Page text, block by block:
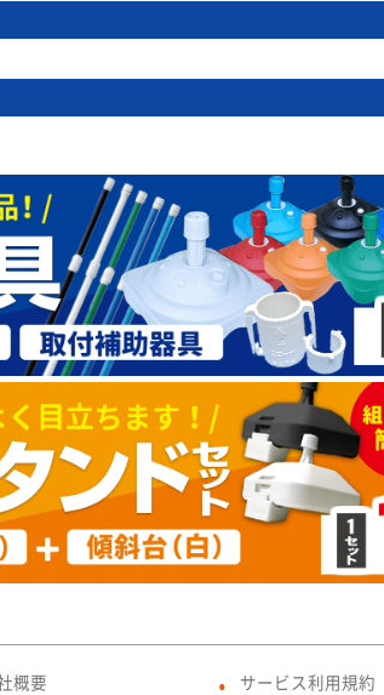
概要 ● サービス利用規約